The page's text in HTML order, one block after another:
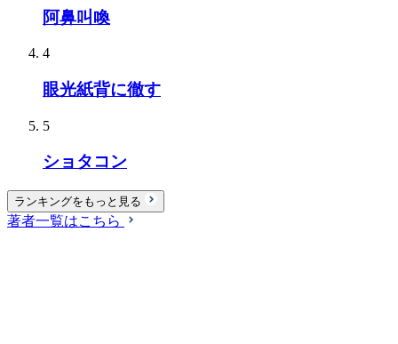
阿鼻叫喚
4
眼光紙背に徹す
5
ショタコン
ランキングをもっと見る
著者一覧はこちら